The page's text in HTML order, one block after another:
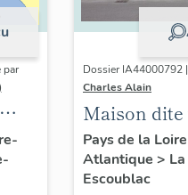
par
Dossier IA44000792
Charles Alain
Maison
balnéaire A'
avenue
Pays de la Loire
Atlantique >
Escoublac